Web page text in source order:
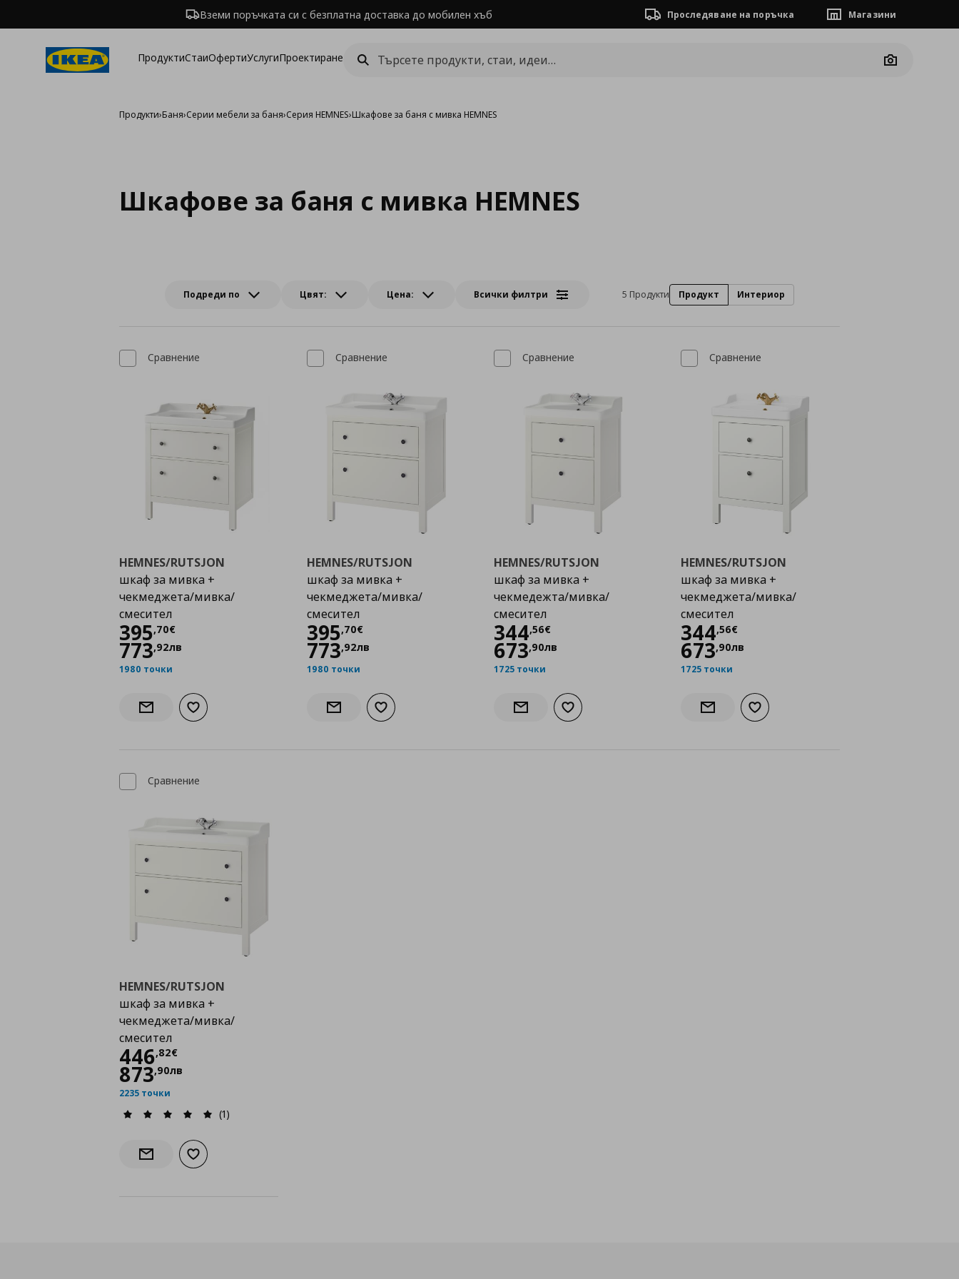
Вземи поръчката си с безплатна доставка до мобилен хъб Проследяване на поръчка Магазини
ПродуктиСтаиОфертиУслугиПроектиране
Camera
Продукти›Баня›Серии мебели за баня›Серия HEMNES›Шкафове за баня с мивка HEMNES
Шкафове за баня с мивка HEMNES
Подреди по Цвят: Цена: Всички филтри 5 Продукти Продукт Интериор
Сравнение
HEMNES/RUTSJON
шкаф за мивка +
чекмеджета/мивка/
смесител
395,70€
Цена
773,92лв
1980 точки
Информирай ме за наличност
Добави към списъка с любими
Сравнение
HEMNES/RUTSJON
шкаф за мивка +
чекмеджета/мивка/
смесител
395,70€
Цена
773,92лв
1980 точки
Информирай ме за наличност
Добави към списъка с любими
Сравнение
HEMNES/RUTSJON
шкаф за мивка +
чекмедежта/мивка/
смесител
344,56€
Цена344,56 €
673,90лв
1725 точки
Информирай ме за наличност
Добави към списъка с любими
Сравнение
HEMNES/RUTSJON
шкаф за мивка +
чекмеджета/мивка/
смесител
344,56€
Цена
673,90лв
1725 точки
Информирай ме за наличност
Добави към списъка с любими
Сравнение
HEMNES/RUTSJON
шкаф за мивка +
чекмеджета/мивка/
смесител
446,82€
Цена446,82 €
873,90лв
2235 точки
(1)
Информирай ме за наличност
Добави към списъка с любими